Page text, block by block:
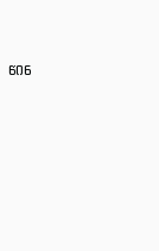
წინ